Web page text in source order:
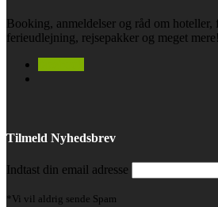
Booking, anmeldelser og råd om hoteller,
ferieudlejning, rejsepakker og meget mere!
Tilmeld Nyhedsbrev
Indtast din email adresse
*Vi vil aldrig sende Spam